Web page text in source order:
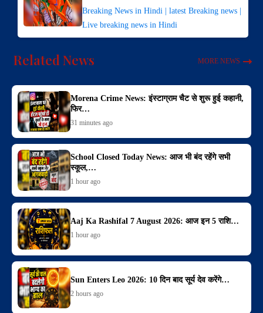
Breaking News in Hindi | latest Breaking news |
Live breaking news in Hindi
Related News MORE NEWS
Morena Crime News: इंस्टाग्राम चैट से शुरू हुई कहानी,
फिर…
31 minutes ago
School Closed Today News: आज भी बंद रहेंगे सभी
स्कूल,…
1 hour ago
Aaj Ka Rashifal 7 August 2026: आज इन 5 राशि…
1 hour ago
Sun Enters Leo 2026: 10 दिन बाद सूर्य देव करेंगे…
2 hours ago